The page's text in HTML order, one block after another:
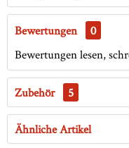
Bewertungen
0
Bewertungen lesen,
Zubehör 5
Ähnliche Artikel